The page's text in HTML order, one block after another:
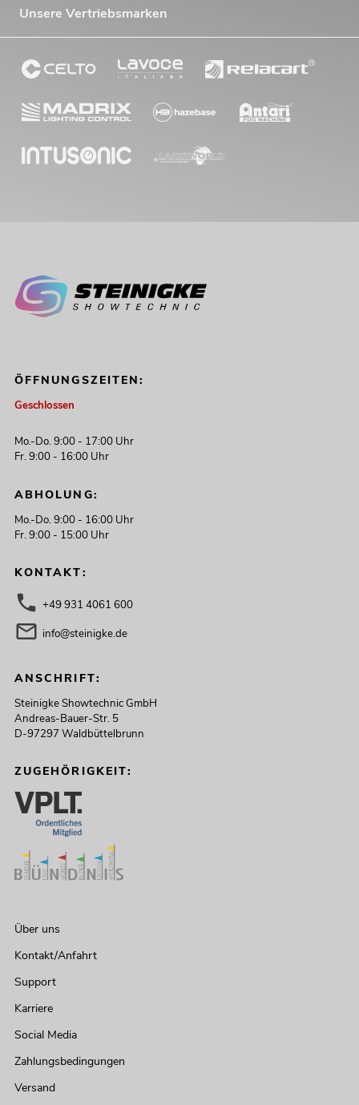
Unsere Vertriebsmarken
ÖFFNUNGSZEITEN:
Geschlossen
Mo.-Do. 9:00 - 17:00 Uhr
Fr. 9:00 - 16:00 Uhr
ABHOLUNG:
Mo.-Do. 9:00 - 16:00 Uhr
Fr. 9:00 - 15:00 Uhr
KONTAKT:
+49 931 4061 600
info@steinigke.de
ANSCHRIFT:
Steinigke Showtechnic GmbH
Andreas-Bauer-Str. 5
D-97297 Waldbüttelbrunn
ZUGEHÖRIGKEIT:
Über uns
Kontakt/Anfahrt
Support
Karriere
Social Media
Zahlungsbedingungen
Versand